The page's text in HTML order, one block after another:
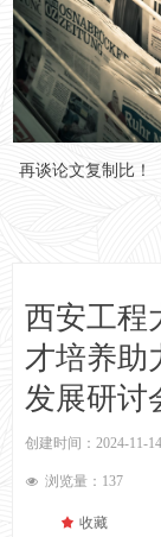
西安工程
才培养助
发展研讨
创建时间： 2024-11-14
넶 浏览量： 137
끄 收藏
再谈论文复制比！